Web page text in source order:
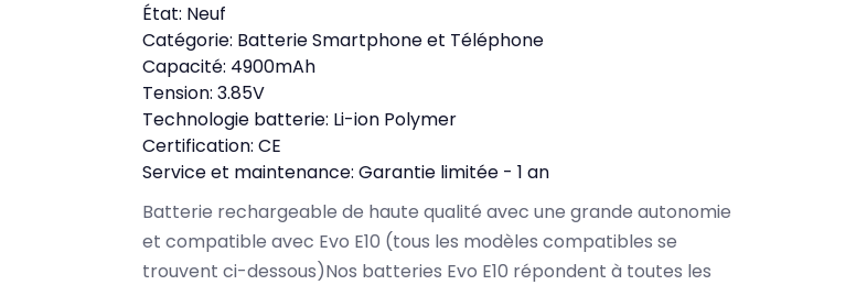
État: Neuf
Catégorie: Batterie Smartphone et Téléphone
Capacité: 4900mAh
Tension: 3.85V
Technologie batterie: Li-ion Polymer
Certification: CE
Service et maintenance: Garantie limitée - 1 an
Batterie rechargeable de haute qualité avec une grande autonomie
et compatible avec Evo E10 (tous les modèles compatibles se
trouvent ci-dessous)Nos batteries Evo E10 répondent à toutes les